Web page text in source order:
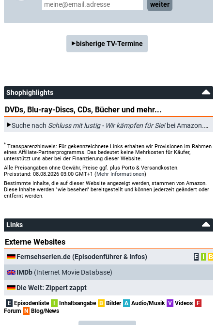
weiter
bisherige TV-Termine
Shophighlights
DVDs, Blu-ray-Discs, CDs, Bücher und mehr...
Suche nach Schluss mit lustig - Wir kämpfen für Sie!bei Amazon.de
* Transparenzhinweis: Für gekennzeichnete Links erhalten wir Provisionen im Rahmen
eines Affiliate-Partnerprogramms. Das bedeutet keine Mehrkosten für Käufer,
unterstützt uns aber bei der Finanzierung dieser Website.
Alle Preisangaben ohne Gewähr, Preise ggf. plus Porto & Versandkosten.
Preisstand: 08.08.2026 03:00 GMT+1 (Mehr Informationen)
Bestimmte Inhalte, die auf dieser Website angezeigt werden, stammen von Amazon.
Diese Inhalte werden "wie besehen" bereitgestellt und können jederzeit geändert oder
entfernt werden.
Links
Externe Websites
Fernsehserien.de (Episodenführer & Infos) E I
B
IMDb (Internet Movie Database)
Die Welt: Zippert zappt
E Episodenliste Inhaltsangabe B Bilder A Audio/Musik V Videos
F
Forum
N Blog/News